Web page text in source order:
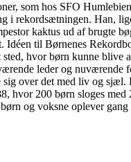
som hos SFO
i rekordsætningen. Han,
kaktus ud af brugte
til Børnenes
hvor børn kunne
leder og nuværende
over det med liv og
hvor 200 børn sloges
og voksne oplever